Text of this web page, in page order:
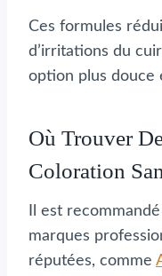
Ces formules
d’irritations du
option plus douce
Où Trouver
Coloration
Il est
marques
réputées, comme